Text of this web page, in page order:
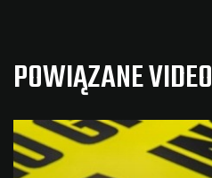
POWIĄZANE VIDEO